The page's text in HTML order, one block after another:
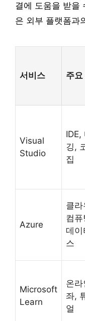
결에 도움을 받을
은 외부 플랫폼과
서비스 주
Visual
Studio
IDE,
깅,
집
Azure
클라
컴
데이
스
Microsoft
Learn
온
좌,
얼